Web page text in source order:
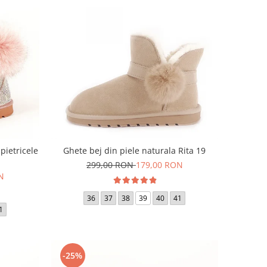
Ghete bej din piele naturala Rita 19
299,00 RON179,00 RON
36 37 38 39 40 41
-25%